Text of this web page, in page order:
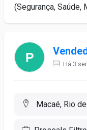
(Segurança, Saúde,
Há 3
Macaé, Rio